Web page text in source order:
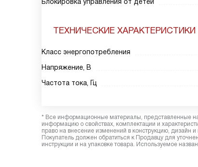
ТЕХНИЧЕСКИЕ ХАРАКТЕРИСТИКИ
Класс энергопотребления
Напряжение, В
Частота тока, Гц
* Все информационные материалы, представленные
информацию о свойствах, комплектации и
право на внесение изменений в конструкцию,
Покупатель должен обратиться к Продавцу для
инструкции и на упаковке товара. Используемое